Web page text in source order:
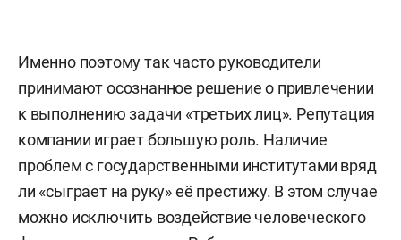
Именно поэтому так часто руководители
принимают осознанное решение о привлечении
к выполнению задачи «третьих лиц». Репутация
компании играет большую роль. Наличие
проблем с государственными институтами вряд
ли «сыграет на руку» её престижу. В этом случае
можно исключить воздействие человеческого